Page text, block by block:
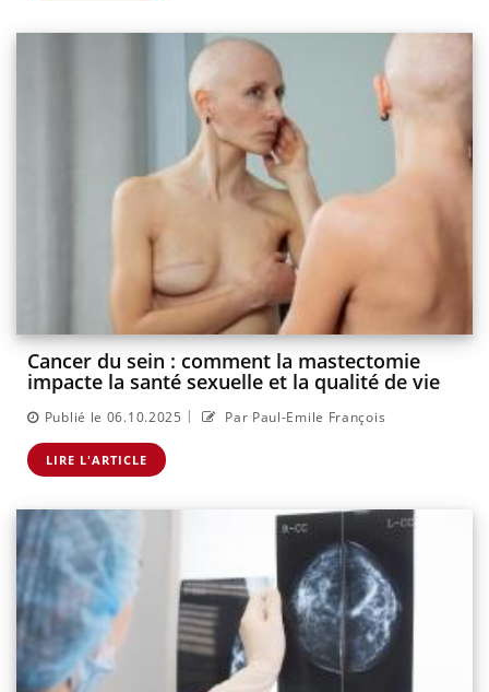
Cancer du sein : comment la mastectomie
impacte la santé sexuelle et la qualité de vie
Publié le 06.10.2025 | Par Paul-Emile François
LIRE L'ARTICLE